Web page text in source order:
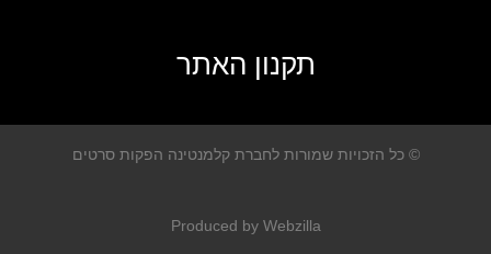
תקנון האתר
© כל הזכויות שמורות לחברת קלמנטינה הפקות סרטים
Produced by Webzilla